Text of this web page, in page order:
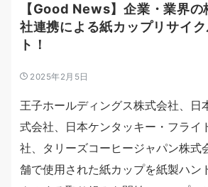
【Good News】企業・業界
社連携による紙カップリサイ
ト！
2025年2月5日
王子ホールディングス株式会社、日
式会社、日本ケンタッキー・フライ
社、タリーズコーヒージャパン株式
舗で使用された紙カップを紙製ハン